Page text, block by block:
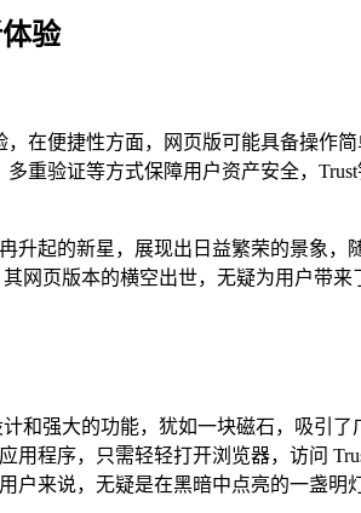
验
在便捷性方面，网页版可能具备操作
重验证等方式保障用户资产安全，
起的新星，展现出日益繁荣的景象
网页版本的横空出世，无疑为用户带
和强大的功能，犹如一块磁石，吸引
程序，只需轻轻打开浏览器，访问
来说，无疑是在黑暗中点亮的一盏明